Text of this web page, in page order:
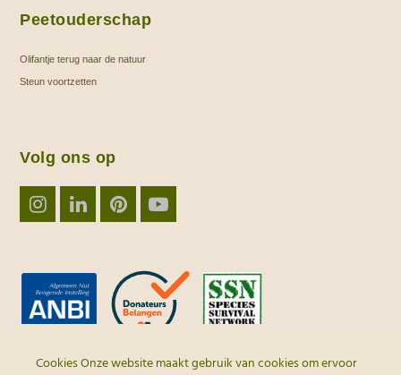
Peetouderschap
Olifantje terug naar de natuur
Steun voortzetten
Volg ons op
Instagram
LinkedInPinterestYouTube
Cookies Onze website maakt gebruik van cookies om ervoor